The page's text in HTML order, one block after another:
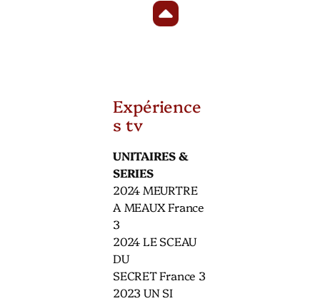
Expérience
s tv
UNITAIRES &
SERIES
2024 MEURTRE
A MEAUX France
3
2024 LE SCEAU
DU
SECRET France 3
2023 UN SI